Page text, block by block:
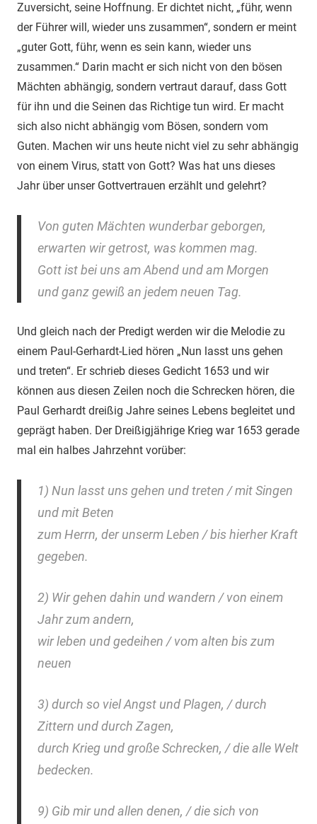
Zuversicht, seine Hoffnung. Er dichtet nicht, „führ, wenn
der Führer will, wieder uns zusammen“, sondern er meint
„guter Gott, führ, wenn es sein kann, wieder uns
zusammen.“ Darin macht er sich nicht von den bösen
Mächten abhängig, sondern vertraut darauf, dass Gott
für ihn und die Seinen das Richtige tun wird. Er macht
sich also nicht abhängig vom Bösen, sondern vom
Guten. Machen wir uns heute nicht viel zu sehr abhängig
von einem Virus, statt von Gott? Was hat uns dieses
Jahr über unser Gottvertrauen erzählt und gelehrt?
Von guten Mächten wunderbar geborgen,
erwarten wir getrost, was kommen mag.
Gott ist bei uns am Abend und am Morgen
und ganz gewiß an jedem neuen Tag.
Und gleich nach der Predigt werden wir die Melodie zu
einem Paul-Gerhardt-Lied hören „Nun lasst uns gehen
und treten“. Er schrieb dieses Gedicht 1653 und wir
können aus diesen Zeilen noch die Schrecken hören, die
Paul Gerhardt dreißig Jahre seines Lebens begleitet und
geprägt haben. Der Dreißigjährige Krieg war 1653 gerade
mal ein halbes Jahrzehnt vorüber:
1) Nun lasst uns gehen und treten / mit Singen
und mit Beten
zum Herrn, der unserm Leben / bis hierher Kraft
gegeben.
2) Wir gehen dahin und wandern / von einem
Jahr zum andern,
wir leben und gedeihen / vom alten bis zum
neuen
3) durch so viel Angst und Plagen, / durch
Zittern und durch Zagen,
durch Krieg und große Schrecken, / die alle Welt
bedecken.
9) Gib mir und allen denen, / die sich von